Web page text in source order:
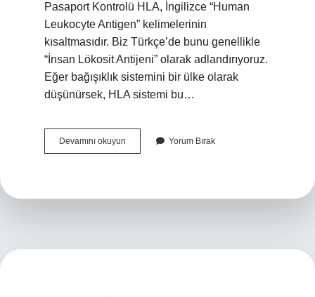
Pasaport Kontrolü HLA, İngilizce “Human
Leukocyte Antigen” kelimelerinin
kısaltmasıdır. Biz Türkçe’de bunu genellikle
“İnsan Lökosit Antijeni” olarak adlandırıyoruz.
Eğer bağışıklık sistemini bir ülke olarak
düşünürsek, HLA sistemi bu…
Devamını okuyun
HLA
Yorum Bırak